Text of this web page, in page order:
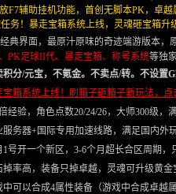
F7辅助挂机功能，首创无脚本PK，卓
务！暴走宝箱系统上线，灵魂砸宝箱升
典界面，最原汁原味的奇迹端游版本，
PK足球II代、暴走宝箱、称号系统等独
积分/元宝，不氪金。不卖点/转。不设置
宝箱系统上线！刷箱子砸箱子新玩法，点
经验，角色点数20/24/26，大师300级，
服务器+国际专用加速线路，满足国内外
号开一个新区，3-6个月超长合区周期，
率高，装备只掉卓越，灵魂可升级黄金
可以合成4属性装备（游戏中合成卓越